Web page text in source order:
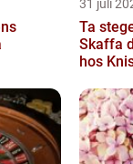
31 juli
Ta
Skaffa
hos